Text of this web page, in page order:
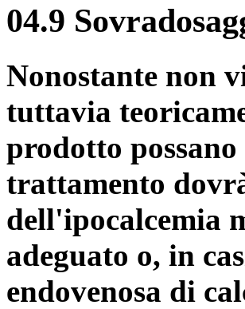
04.9
Nonostante non
tuttavia
prodotto
trattamento
dell'ipocalcemia
adeguato o, in
endovenosa di